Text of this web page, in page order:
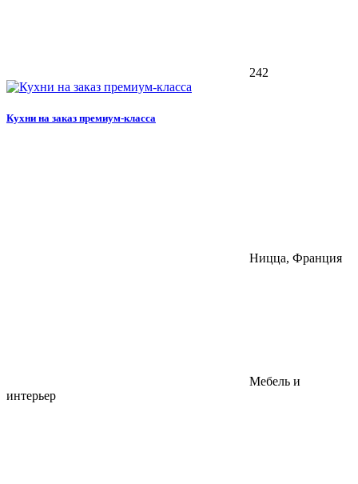
242
Кухни на заказ премиум-класса
Ницца, Франция
Мебель и
интерьер